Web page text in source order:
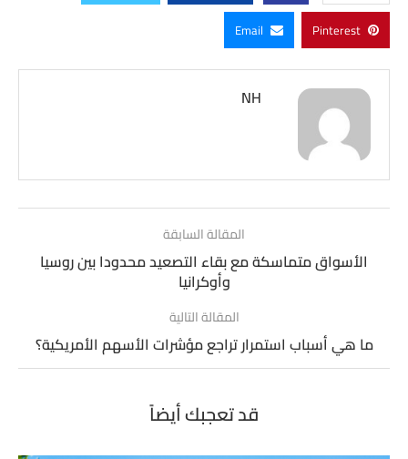
Pinterest
Email
NH
المقالة السابقة
الأسواق متماسكة مع بقاء التصعيد محدودا بين روسيا
وأوكرانيا
المقالة التالية
ما هي أسباب استمرار تراجع مؤشرات الأسهم الأمريكية؟
قد تعجبك أيضاً